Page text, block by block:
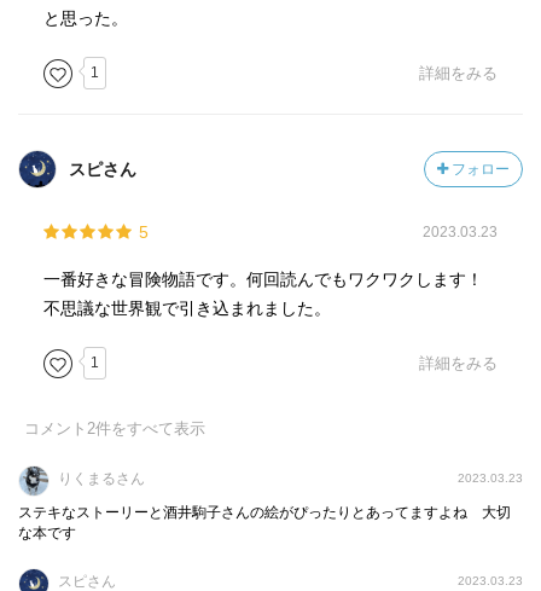
自分たちが切り開いていくものだということ。
二人が勝ち取って
手にしたこの思いは決して消えさることはなくて、
必要な時に呼び覚まされるし、
二人を支える強さになるのだ。
と思った。
1 詳細をみる
スピさん フォロー
5 2023.03.23
一番好きな冒険物語です。何回読んでもワクワクします！
不思議な世界観で引き込まれました。
1 詳細をみる
コメント 2件をすべて表示
りくまるさん 2023.03.23
ステキなストーリーと酒井駒子さんの絵がぴったりとあってますよね 大切
な本です
スピさん 2023.03.23